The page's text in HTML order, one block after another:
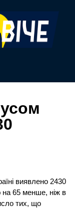
виявлено 2430
на 65 менше, ніж в
тих, що